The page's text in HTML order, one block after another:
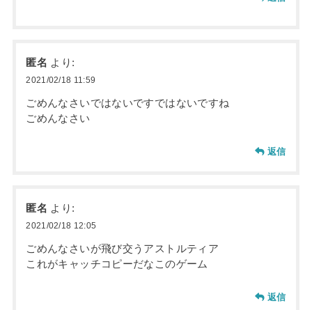
匿名 より:
2021/02/18 11:59
ごめんなさいではないですではないですね
ごめんなさい
返信
匿名 より:
2021/02/18 12:05
ごめんなさいが飛び交うアストルティア
これがキャッチコピーだなこのゲーム
返信